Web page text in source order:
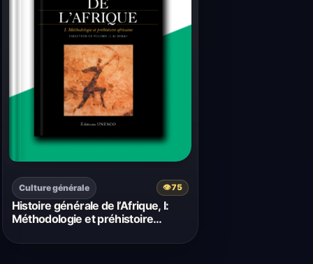
Culture générale 👁75
Histoire générale de l’Afrique, I:
Méthodologie et préhistoire